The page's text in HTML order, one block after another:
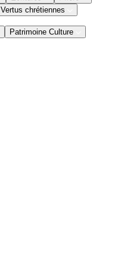
Vertus chrétiennes
Patrimoine Culture